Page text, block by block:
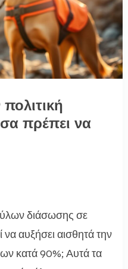
πρέπει να
διάσωσης σε
αυξήσει αισθητά την
κατά 90%; Αυτά τα